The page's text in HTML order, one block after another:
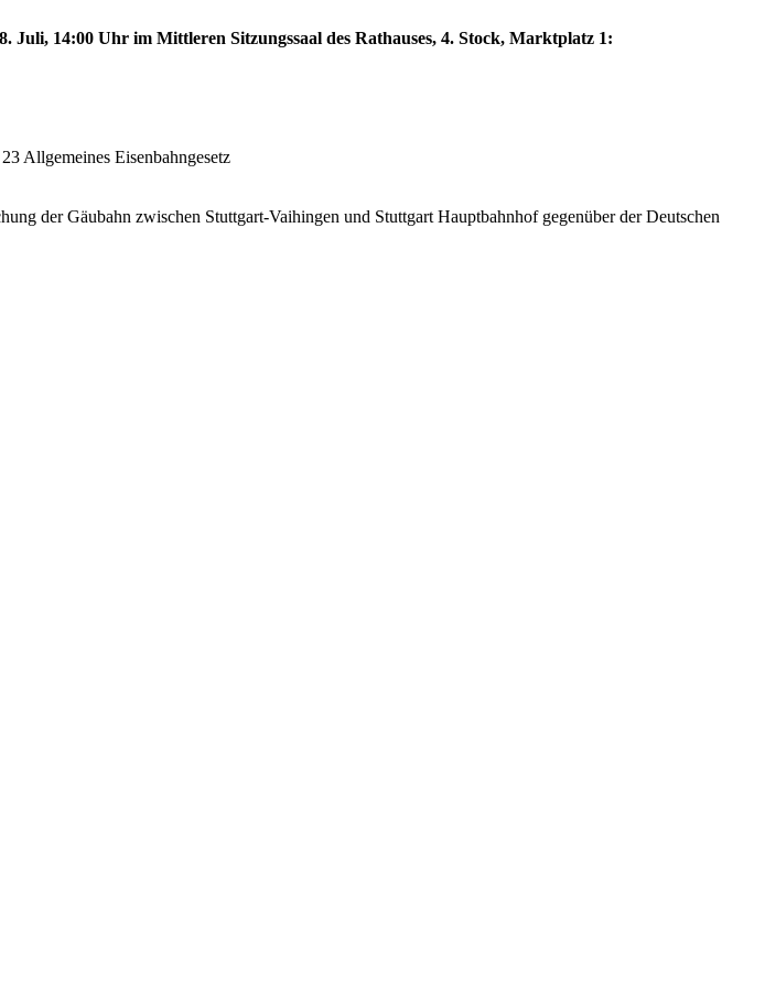
Juli, 14:00 Uhr im Mittleren Sitzungssaal des Rathauses, 4. Stock, Marktplatz 1:
Allgemeines Eisenbahngesetz
der Gäubahn zwischen Stuttgart-Vaihingen und Stuttgart Hauptbahnhof gegenüber der Deutschen